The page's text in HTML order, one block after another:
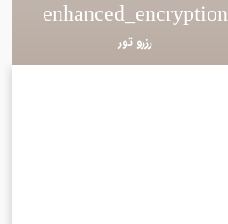
enhanced_encryption
رزرو تور